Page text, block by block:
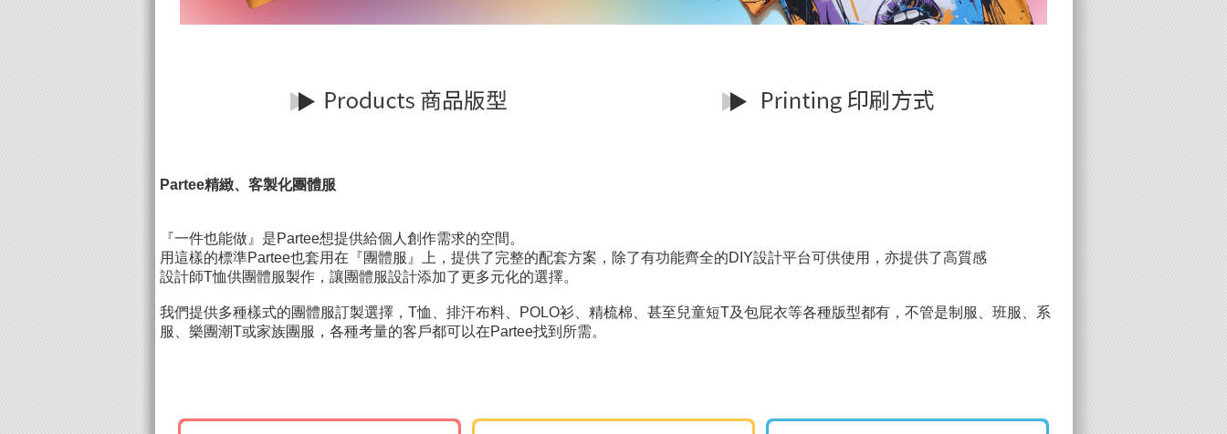
Partee精緻、客製化團體服
『一件也能做』是Partee想提供給個人創作需求的空間。
用這樣的標準Partee也套用在『團體服』上，提供了完整的配套方案，除了有功能齊全的DIY設計平台可供使用，亦提供了高質感
設計師T恤供團體服製作，讓團體服設計添加了更多元化的選擇。
我們提供多種樣式的團體服訂製選擇，T恤、排汗布料、POLO衫、精梳棉、甚至兒童短T及包屁衣等各種版型都有，不管是制服、班服、系
服、樂團潮T或家族團服，各種考量的客戶都可以在Partee找到所需。